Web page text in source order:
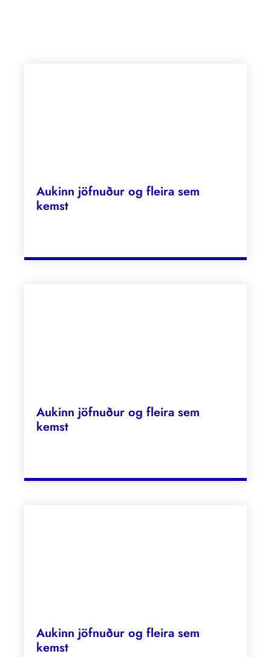
Aukinn jöfnuður og fleira sem
kemst
Aukinn jöfnuður og fleira sem
kemst
Aukinn jöfnuður og fleira sem
kemst